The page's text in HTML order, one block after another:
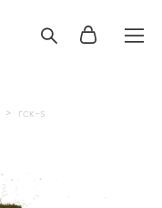
> гск-s